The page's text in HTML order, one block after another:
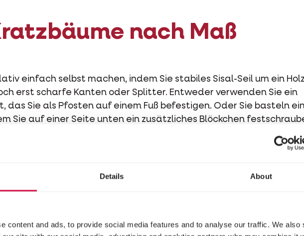
Details About
content and ads, to provide social media features and to analyse our traffic. We also
nach Maß
einfach selbst machen, indem Sie stabiles Sisal-Seil um ein
erst scharfe Kanten oder Splitter. Entweder verwenden Sie ein
das Sie als Pfosten auf einem Fuß befestigen. Oder Sie basteln
Sie auf einer Seite unten ein zusätzliches Blöckchen
Sie auch hier etwas Katzenminze drauf.
– ein Alleskönner
erlebt? Sie kaufen ein kuschelig weiches Kissen für Ihre Katze,